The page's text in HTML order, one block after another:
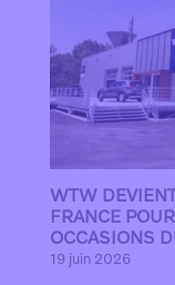
WTW
FRANCE
OCCASIONS
19 juin 2026